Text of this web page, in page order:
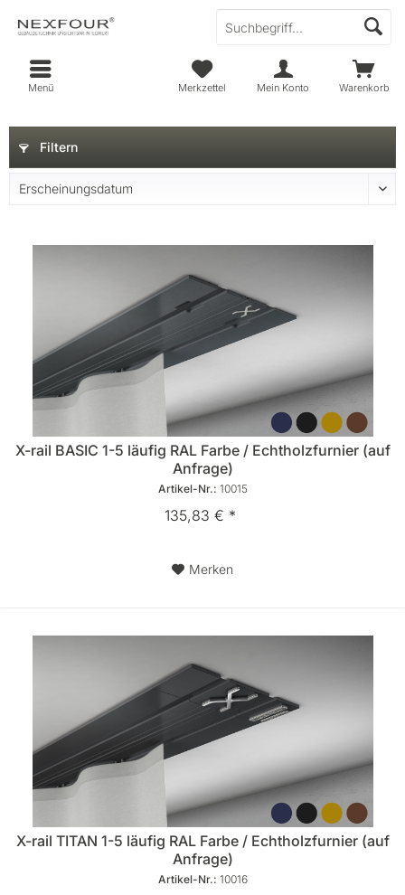
Warenkorb
Merkzettel Mein Konto
Menü
Filtern
X-rail BASIC 1-5 läufig RAL Farbe / Echtholzfurnier (auf
Anfrage)
Artikel-Nr.: 10015
135,83 € *
Merken
X-rail TITAN 1-5 läufig RAL Farbe / Echtholzfurnier (auf
Anfrage)
Artikel-Nr.: 10016